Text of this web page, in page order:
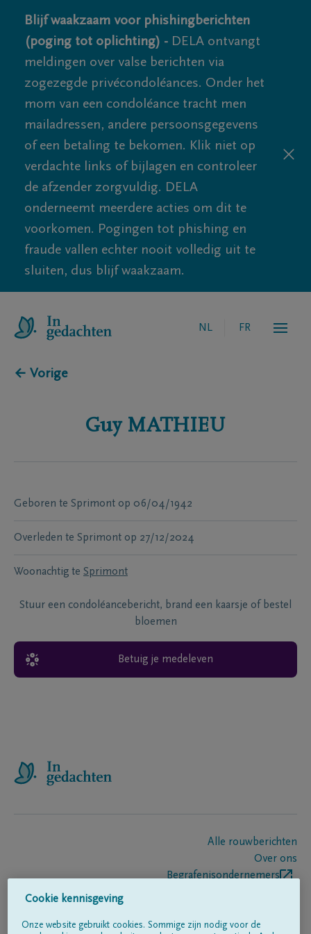
Blijf waakzaam voor phishingberichten
(poging tot oplichting) - DELA ontvangt
meldingen over valse berichten via
zogezegde privécondoléances. Onder het
mom van een condoléance tracht men
mailadressen, andere persoonsgegevens
of een betaling te bekomen. Klik niet op
verdachte links of bijlagen en controleer
de afzender zorgvuldig. DELA
onderneemt meerdere acties om dit te
voorkomen. Pogingen tot phishing en
fraude vallen echter nooit volledig uit te
sluiten, dus blijf waakzaam.
NL FR
← Vorige
Guy MATHIEU
Geboren te Sprimont op 06/04/1942
Overleden te Sprimont op 27/12/2024
Woonachtig te Sprimont
Stuur een condoléancebericht, brand een kaarsje of bestel
bloemen
Betuig je medeleven
Alle rouwberichten
Over ons
Begrafenisondernemers
Cookie kennisgeving
Onze website gebruikt cookies. Sommige zijn nodig voor de